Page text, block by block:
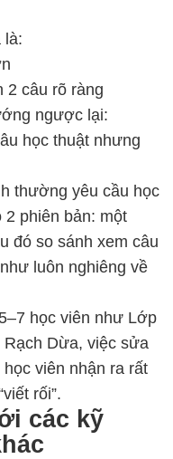
là:
câu rõ ràng
ngược lại:
học thuật nhưng
thường yêu cầu học
2 phiên bản: một
đó so sánh xem câu
luôn nghiêng về
học viên như Lớp
Dừa, việc sửa
viên nhận ra rất
rối”.
các kỹ